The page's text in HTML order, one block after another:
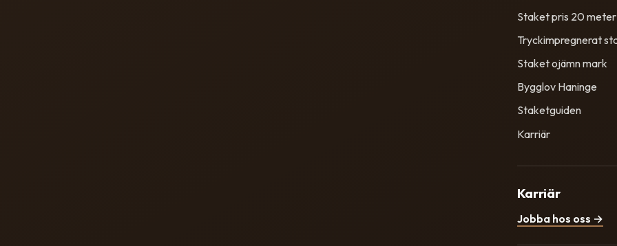
Staket pris 20 meter
Tryckimpregnerat
Staket ojämn mark
Bygglov Haninge
Staketguiden
Karriär
Karriär
Jobba hos oss →